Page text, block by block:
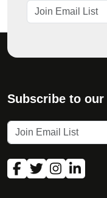
Subscribe to